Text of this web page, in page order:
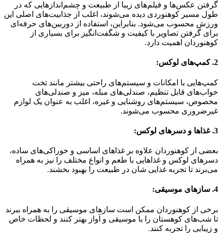
گرفتن عکس‌ها و فیلم‌های زیبا از طبیعت و چشم‌اندازهایی که در
طول مسیر کوهنوردی دیده می‌شوند، اغلب از جذابیت‌های اصلی این
ورزش محسوب می‌شود. بنابراین، استفاده از دوربین‌های حرفه‌ای
برای گرفتن تصاویر با کیفیت و شگفت‌انگیز برای بسیاری از
کوهنوردان اهمیت دارد.
2. کمپ‌های لوکس:
کمپ‌هایی با امکانات و سیستم‌های راحتی بیشتر مانند تخت
خواب‌های قابل تنظیم، صندلی‌های مبله، میز و صندلی‌های
مخصوص، سیستم‌های روشنایی و غیره، اغلب به عنوان یک لوازم
غیرضروری محسوب می‌شوند.
3. غذاها و دسرهای لوکس:
بعضی از کوهنوردان علاوه بر غذاهای اساسی و خوراکی‌های ساده،
دسرهای لوکس و غذاهایی با طعم و انواع مختلف را نیز به همراه
می‌برند تا تجربه غذایی شان در طبیعت را بهبود بخشند.
4. سازهای موسیقی:
برخی از کوهنوردان ممکن است سازهای موسیقی را به همراه ببرند
تا شب‌های کوهستان را با موسیقی و آواز بهتر کنند و لحظات خاص
و زیبایی را تجربه کنند.